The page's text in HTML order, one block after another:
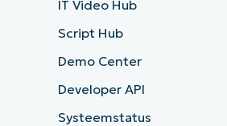
IT Video Hub
Script Hub
Demo Center
Developer API
Systeemstatus